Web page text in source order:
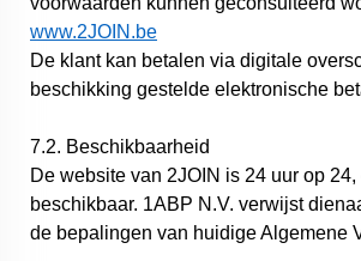
www.2JOIN.be
De klant kan betalen via digitale
beschikking gestelde elektronische
7.2. Beschikbaarheid
De website van 2JOIN is 24 uur op
beschikbaar. 1ABP N.V. verwijst
de bepalingen van huidige Algemene